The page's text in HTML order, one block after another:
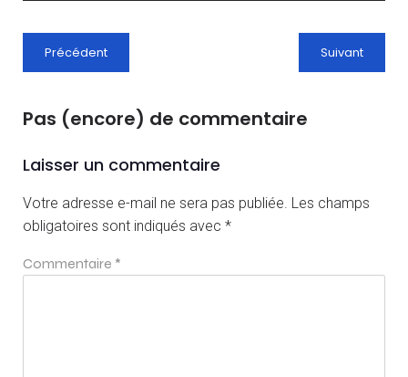
Précédent Suivant
Pas (encore) de commentaire
Laisser un commentaire
Votre adresse e-mail ne sera pas publiée. Les champs
obligatoires sont indiqués avec *
Commentaire *